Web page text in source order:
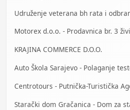
Motorex d.o.o. - Prodavnica br. 3
KRAJINA COMMERCE D.O.O.
Auto Škola Sarajevo - Polaganje